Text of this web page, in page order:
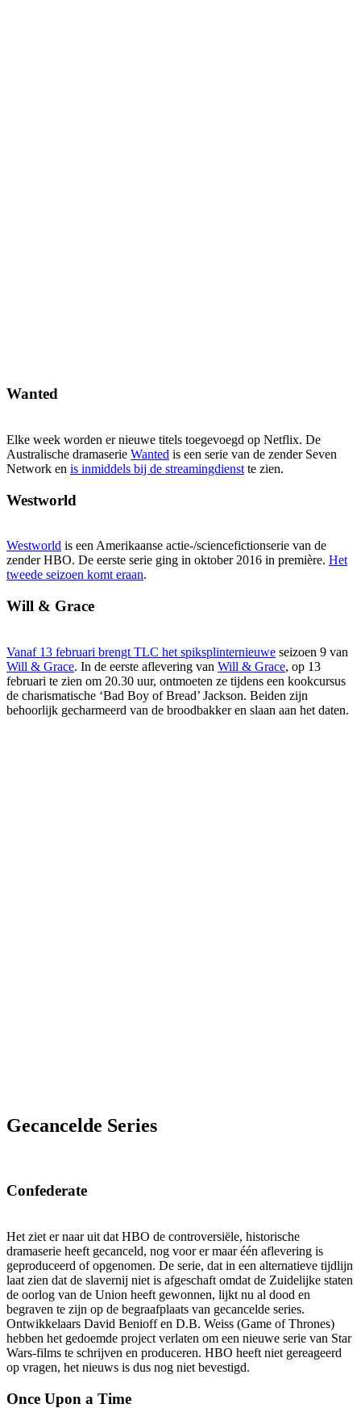
Wanted
Elke week worden er nieuwe titels toegevoegd op Netflix. De
Australische dramaserie Wanted is een serie van de zender Seven
Network en is inmiddels bij de streamingdienst te zien.
Westworld
Westworld is een Amerikaanse actie-/sciencefictionserie van de
zender HBO. De eerste serie ging in oktober 2016 in première. Het
tweede seizoen komt eraan.
Will & Grace
Vanaf 13 februari brengt TLC het spiksplinternieuwe seizoen 9 van
Will & Grace. In de eerste aflevering van Will & Grace, op 13
februari te zien om 20.30 uur, ontmoeten ze tijdens een kookcursus
de charismatische ‘Bad Boy of Bread’ Jackson. Beiden zijn
behoorlijk gecharmeerd van de broodbakker en slaan aan het daten.
Gecancelde Series
Confederate
Het ziet er naar uit dat HBO de controversiële, historische
dramaserie heeft gecanceld, nog voor er maar één aflevering is
geproduceerd of opgenomen. De serie, dat in een alternatieve tijdlijn
laat zien dat de slavernij niet is afgeschaft omdat de Zuidelijke staten
de oorlog van de Union heeft gewonnen, lijkt nu al dood en
begraven te zijn op de begraafplaats van gecancelde series.
Ontwikkelaars David Benioff en D.B. Weiss (Game of Thrones)
hebben het gedoemde project verlaten om een nieuwe serie van Star
Wars-films te schrijven en produceren. HBO heeft niet gereageerd
op vragen, het nieuws is dus nog niet bevestigd.
Once Upon a Time